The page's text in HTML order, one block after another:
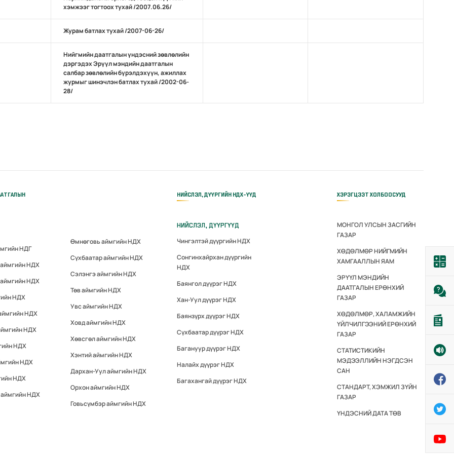
хэмжээг тогтоох тухай /2007.06.26/
Журам батлах тухай /2007-06-26/
Нийгмийн даатгалын үндэсний зөвлөлийн
дэргэдэх Эрүүл мэндийн даатгалын
салбар зөвлөлийн бүрэлдэхүүн, ажиллах
журмыг шинэчлэн батлах тухай /2002-06-
28/
НДГ
НДХ
НДХ
НДХ
НДХ
НДХ
НДХ
НДХ
НДХ
НДХ
Өмнөговь аймгийн НДХ
Сүхбаатар аймгийн НДХ
Сэлэнгэ аймгийн НДХ
Төв аймгийн НДХ
Увс аймгийн НДХ
Ховд аймгийн НДХ
Хөвсгөл аймгийн НДХ
Хэнтий аймгийн НДХ
Дархан-Уул аймгийн НДХ
Орхон аймгийн НДХ
Говьсүмбэр аймгийн НДХ
НИЙСЛЭЛ, ДҮҮРГИЙН НДХ-ҮҮД
НИЙСЛЭЛ, ДҮҮРГҮҮД
Чингэлтэй дүүргийн НДХ
Сонгинхайрхан дүүргийн
НДХ
Баянгол дүүрэг НДХ
Хан-Уул дүүрэг НДХ
Баянзүрх дүүрэг НДХ
Сүхбаатар дүүрэг НДХ
Багануур дүүрэг НДХ
Налайх дүүрэг НДХ
Багахангай дүүрэг НДХ
ХЭРЭГЦЭЭТ ХОЛБООСУУД
МОНГОЛ УЛСЫН ЗАСГИЙН
ГАЗАР
ХӨДӨЛМӨР НИЙГМИЙН
ХАМГААЛЛЫН ЯАМ
ЭРҮҮЛ МЭНДИЙН
ДААТГАЛЫН ЕРӨНХИЙ
ГАЗАР
ХӨДӨЛМӨР, ХАЛАМЖИЙН
ҮЙЛЧИЛГЭЭНИЙ ЕРӨНХИЙ
ГАЗАР
СТАТИСТИКИЙН
МЭДЭЭЛЛИЙН НЭГДСЭН
САН
СТАНДАРТ, ХЭМЖИЛ ЗҮЙН
ГАЗАР
ҮНДЭСНИЙ ДАТА ТӨВ